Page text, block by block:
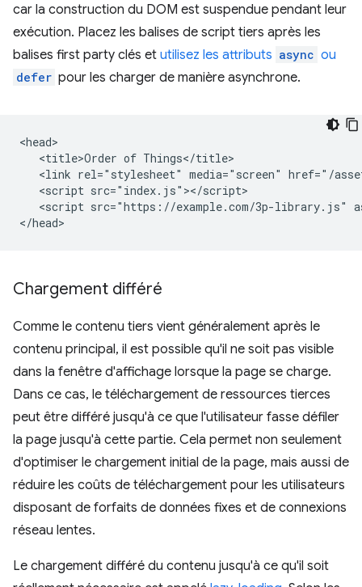
car la construction du DOM est suspendue pendant leur
exécution. Placez les balises de script tiers après les
balises first party clés et utilisez les attributs async ou
defer pour les charger de manière asynchrone.
<head>
   <title>Order of Things</title>
<link rel="stylesheet" media="screen" href="/
   <script src="index.js"></script>
<script src="https://example.com/3p-library.js"
Chargement différé
Comme le contenu tiers vient généralement après le
contenu principal, il est possible qu'il ne soit pas visible
dans la fenêtre d'affichage lorsque la page se charge.
Dans ce cas, le téléchargement de ressources tierces
peut être différé jusqu'à ce que l'utilisateur fasse défiler
la page jusqu'à cette partie. Cela permet non seulement
d'optimiser le chargement initial de la page, mais aussi de
réduire les coûts de téléchargement pour les utilisateurs
disposant de forfaits de données fixes et de connexions
réseau lentes.
Le chargement différé du contenu jusqu'à ce qu'il soit